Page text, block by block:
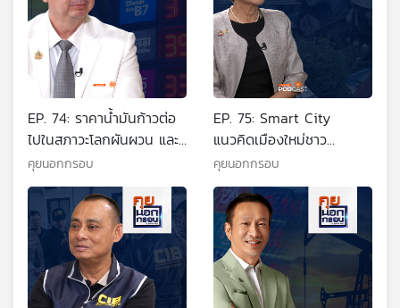
EP. 74: ราคาน้ำมันก้าวต่อ
ไปในสภาวะโลกผันผวน และ
สงครามที่ยืดเยื้อ
คุยนอกกรอบ
EP. 75: Smart City
แนวคิดเมืองใหม่ชาว
คลองเตย
คุยนอกกรอบ